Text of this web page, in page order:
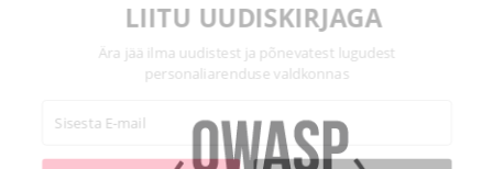
LIITU UUDISKIRJAGA
Ära jää ilma uudistest ja põnevatest lugudest personaliarenduse
valdkonnas